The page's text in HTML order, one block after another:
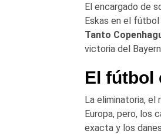
El encargado de
Eskas en el fútbol
Tanto
victoria del
El fútbol
La eliminatoria, el
Europa, pero, los
exacta y los